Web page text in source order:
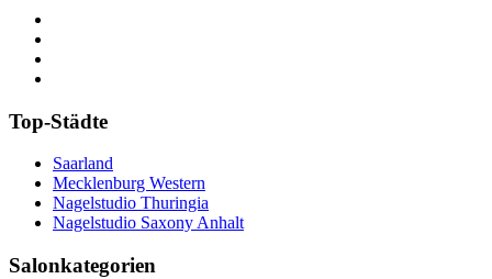
Top-Städte
Saarland
Mecklenburg Western
Nagelstudio Thuringia
Nagelstudio Saxony Anhalt
Salonkategorien